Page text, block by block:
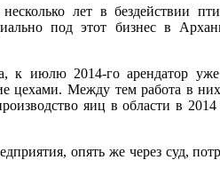
лет в бездействии
под этот бизнес в
к июлю 2014-го арендатор
цехами. Между тем работа в
яиц в области в
опять же через суд,